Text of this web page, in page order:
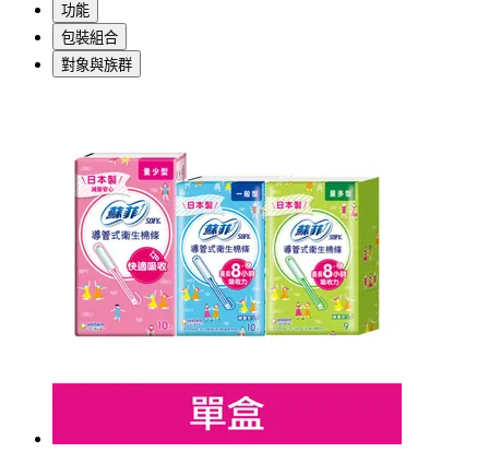
功能
包裝組合
對象與族群